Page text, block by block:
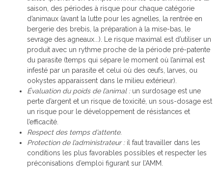
saison, des périodes à risque pour chaque catégorie
d’animaux (avant la lutte pour les agnelles, la rentrée en
bergerie des brebis, la préparation à la mise-bas, le
sevrage des agneaux...). Le risque maximal est d’utiliser un
produit avec un rythme proche de la période pré-patente
du parasite (temps qui sépare le moment où l’animal est
infesté par un parasite et celui où des œufs, larves, ou
ookystes apparaissent dans le milieu extérieur).
Évaluation du poids de l’animal :un surdosage est une
perte d’argent et un risque de toxicité, un sous-dosage est
un risque pour le développement de résistances et
l’efficacité.
Respect des temps d’attente.
Protection de l’administrateur :il faut travailler dans les
conditions les plus favorables possibles et respecter les
préconisations d’emploi figurant sur l’AMM.